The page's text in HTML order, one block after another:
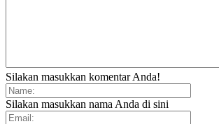
Silakan masukkan komentar Anda!
Silakan masukkan nama Anda di sini